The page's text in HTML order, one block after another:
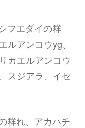
フエダイの群
ルアンコウyg、
カエルアンコウ
スジアラ、イセ
群れ、アカハチ